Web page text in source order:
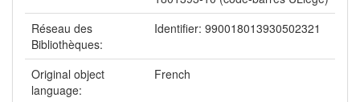
Réseau des
Bibliothèques:
Identifier: 990018013930502321
Original object
language:
French